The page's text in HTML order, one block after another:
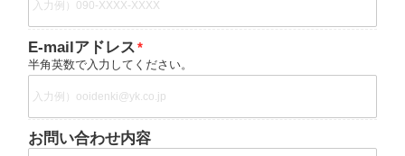
E-mailアドレス
半角英数で入力してください。
お問い合わせ内容